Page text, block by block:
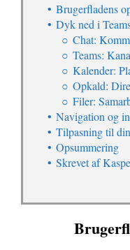
Brugerfladens
Dyk ned i
Chat:
Teams:
Kalender:
Opkald:
Filer:
Navigation og
Tilpasning til
Opsummering
Skrevet af